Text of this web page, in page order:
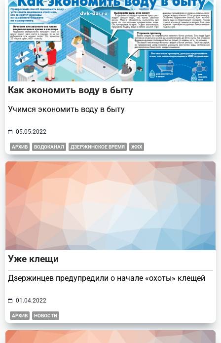
Как экономить воду в быту
Учимся экономить воду в быту
05.05.2022
АРХИВ ВОДОКАНАЛ ДЗЕРЖИНСКОЕ ВРЕМЯ ЖКХ
Уже клещи
Дзержинцев предупредили о начале «охоты» клещей
01.04.2022
АРХИВ НОВОСТИ